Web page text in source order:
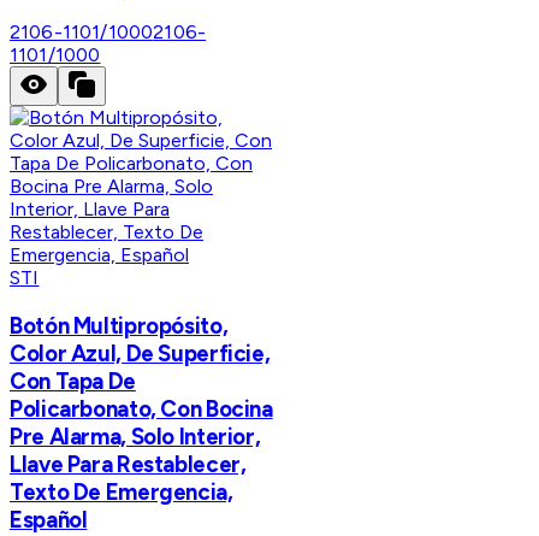
2106-1101/10002106-
1101/1000
STI
​Botón Multipropósito,
Color Azul, De Superficie,
Con Tapa De
Policarbonato, Con Bocina
Pre Alarma, Solo Interior,
Llave Para Restablecer,
Texto De Emergencia,
Español